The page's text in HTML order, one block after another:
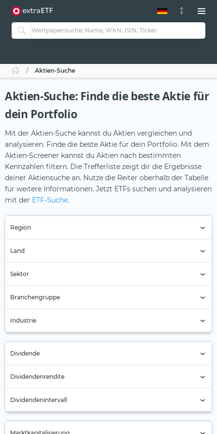
ETF-Guide 2.0
Guide Aktive ETFs
ETF-Sparpläne
Aktien-Suche
Aktien-Suche: Finde die beste Aktie für
dein Portfolio
Mit der Aktien-Suche kannst du Aktien vergleichen und
analysieren. Finde die beste Aktie für dein Portfolio. Mit dem
Aktien-Screener kannst du Aktien nach bestimmten
Kennzahlen filtern. Die Trefferliste zeigt dir die Ergebnisse
deiner Aktiensuche an. Nutze die Reiter oberhalb der Tabelle
für weitere Informationen. Jetzt ETFs suchen und analysieren
mit der ETF-Suche.
Region
Region (Alle)
Land
Land (Alle)
Sektor
Sektor (Alle)
Branchengruppe
Branchengruppe (Alle)
Industrie
Industrie (Alle)
Dividende
Nein
Ja
Dividendenrendite
Dividendenintervall